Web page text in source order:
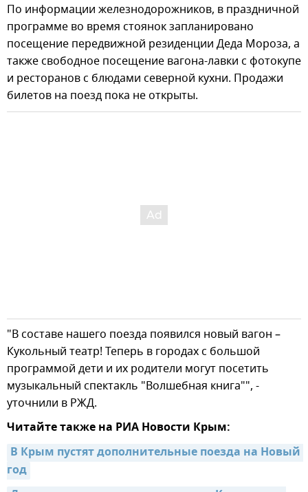
По информации железнодорожников, в праздничной
программе во время стоянок запланировано
посещение передвижной резиденции Деда Мороза, а
также свободное посещение вагона-лавки с фотокупе
и ресторанов с блюдами северной кухни. Продажи
билетов на поезд пока не открыты.
"В составе нашего поезда появился новый вагон –
Кукольный театр! Теперь в городах с большой
программой дети и их родители могут посетить
музыкальный спектакль "Волшебная книга"", -
уточнили в РЖД.
Читайте также на РИА Новости Крым:
В Крым пустят дополнительные поезда на Новый
год